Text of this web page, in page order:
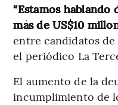
“Estamos hablando
más de US$10
entre candidatos
el periódico La
El aumento de la
incumplimiento de